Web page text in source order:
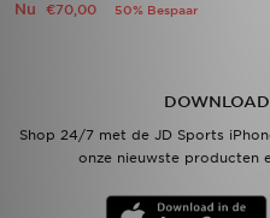
Nu €70,00 50% Bespaar
Shop 24/7 met de JD Sports
onze nieuwste producten